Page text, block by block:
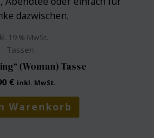
19 % MwSt.
Tassen
(Woman) Tasse
€ inkl. MwSt.
Warenkorb